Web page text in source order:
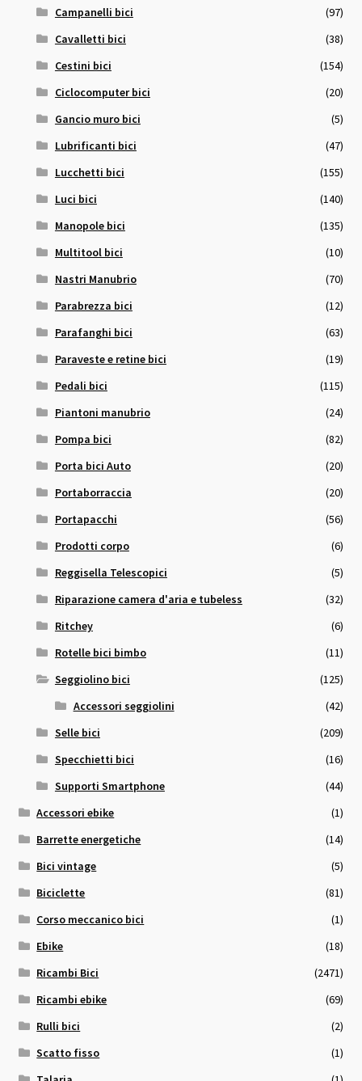
Campanelli bici
(97)
Cavalletti bici
(38)
Cestini bici
(154)
Ciclocomputer bici
(20)
Gancio muro bici
(5)
Lubrificanti bici
(47)
Lucchetti bici
(155)
Luci bici
(140)
Manopole bici
(135)
Multitool bici
(10)
Nastri Manubrio
(70)
Parabrezza bici
(12)
Parafanghi bici
(63)
Paraveste e retine bici
(19)
Pedali bici
(115)
Piantoni manubrio
(24)
Pompa bici
(82)
Porta bici Auto
(20)
Portaborraccia
(20)
Portapacchi
(56)
Prodotti corpo
(6)
Reggisella Telescopici
(5)
Riparazione camera d'aria e tubeless
(32)
Ritchey
(6)
Rotelle bici bimbo
(11)
Seggiolino bici
(125)
Accessori seggiolini
(42)
Selle bici
(209)
Specchietti bici
(16)
Supporti Smartphone
(44)
Accessori ebike
(1)
Barrette energetiche
(14)
Bici vintage
(5)
Biciclette
(81)
Corso meccanico bici
(1)
Ebike
(18)
Ricambi Bici
(2471)
Ricambi ebike
(69)
Rulli bici
(2)
Scatto fisso
(1)